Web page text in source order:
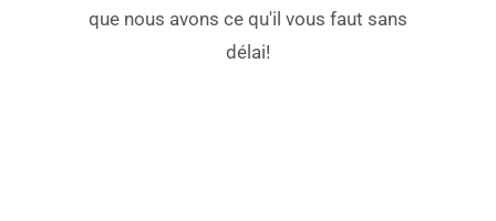
que nous avons ce qu'il vous faut sans
délai!